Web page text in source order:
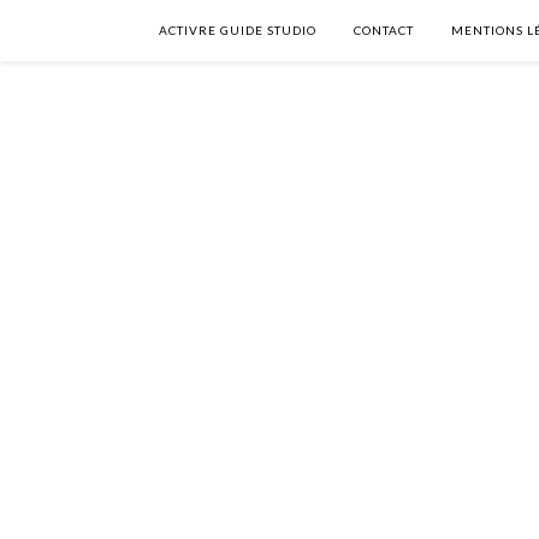
ACTIVRE GUIDE STUDIO CONTACT MENTIONS